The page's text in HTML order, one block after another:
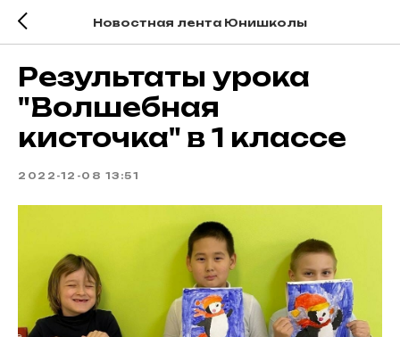
Новостная лента Юнишколы
Результаты урока
"Волшебная
кисточка" в 1 классе
2022-12-08 13:51